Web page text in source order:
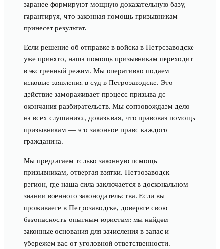
заранее формируют мощную доказательную базу,
гарантируя, что законная помощь призывникам
принесет результат.
Если решение об отправке в войска в Петрозаводске
уже принято, наша помощь призывникам переходит
в экстренный режим. Мы оперативно подаем
исковые заявления в суд в Петрозаводске. Это
действие замораживает процесс призыва до
окончания разбирательств. Мы сопровождаем дело
на всех слушаниях, доказывая, что правовая помощь
призывникам — это законное право каждого
гражданина.
Мы предлагаем только законную помощь
призывникам, отвергая взятки. Петрозаводск —
регион, где наша сила заключается в доскональном
знании военного законодательства. Если вы
проживаете в Петрозаводске, доверьте свою
безопасность опытным юристам: мы найдем
законные основания для зачисления в запас и
убережем вас от уголовной ответственности.